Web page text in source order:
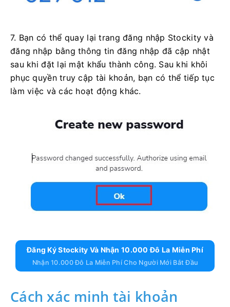
7. Bạn có thể quay lại trang đăng nhập Stockity và
đăng nhập bằng thông tin đăng nhập đã cập nhật
sau khi đặt lại mật khẩu thành công. Sau khi khôi
phục quyền truy cập tài khoản, bạn có thể tiếp tục
làm việc và các hoạt động khác.
Đăng Ký Stockity Và Nhận 10.000 Đô La Miễn Phí
Nhận 10.000 Đô La Miễn Phí Cho Người Mới Bắt Đầu
Cách xác minh tài khoản